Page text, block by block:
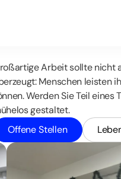
Arbeit sollte nicht
Menschen leisten
Werden Sie Teil
gestaltet.
Offene Stellen